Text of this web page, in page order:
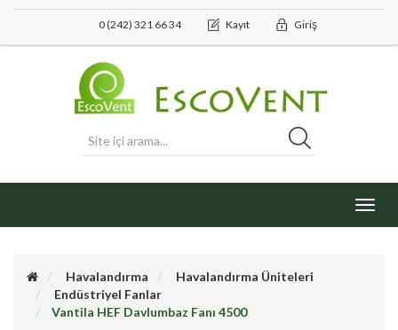
0 (242) 321 66 34 Kayıt Giriş
Havalandırma
Havalandırma Üniteleri
Endüstriyel Fanlar
Vantila HEF Davlumbaz Fanı 4500